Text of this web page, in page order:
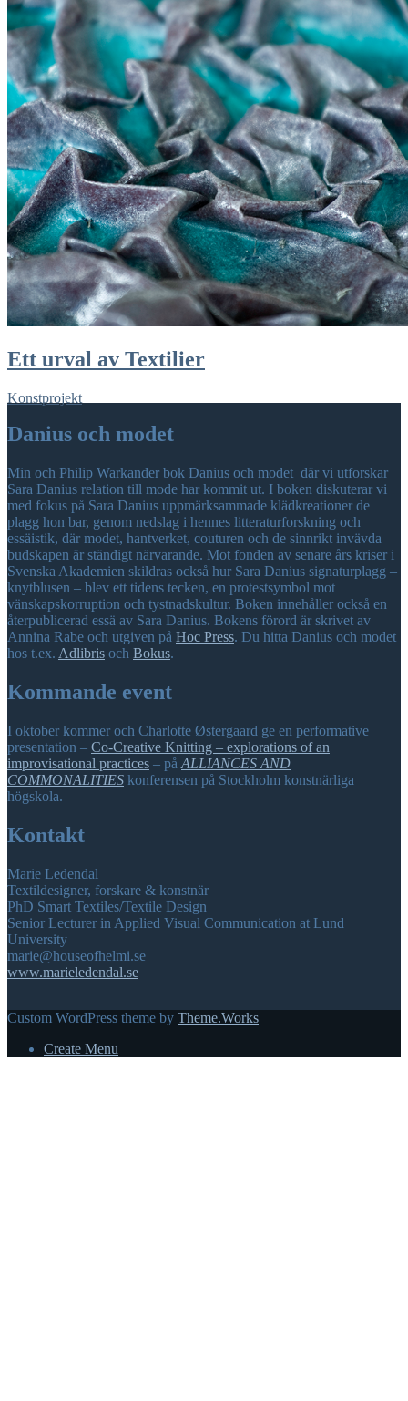
Ett urval av Textilier
Konstprojekt
Danius och modet
Min och Philip Warkander bok Danius och modet där vi utforskar
Sara Danius relation till mode har kommit ut. I boken diskuterar vi
med fokus på Sara Danius uppmärksammade klädkreationer de
plagg hon bar, genom nedslag i hennes litteraturforskning och
essäistik, där modet, hantverket, couturen och de sinnrikt invävda
budskapen är ständigt närvarande. Mot fonden av senare års kriser i
Svenska Akademien skildras också hur Sara Danius signaturplagg –
knytblusen – blev ett tidens tecken, en protestsymbol mot
vänskapskorruption och tystnadskultur. Boken innehåller också en
återpublicerad essä av Sara Danius. Bokens förord är skrivet av
Annina Rabe och utgiven på Hoc Press. Du hitta Danius och modet
hos t.ex. Adlibris och Bokus.
Kommande event
I oktober kommer och Charlotte Østergaard ge en performative
presentation – Co-Creative Knitting – explorations of an
improvisational practices – på ALLIANCES AND
COMMONALITIES konferensen på Stockholm konstnärliga
högskola.
Kontakt
Marie Ledendal
Textildesigner, forskare & konstnär
PhD Smart Textiles/Textile Design
Senior Lecturer in Applied Visual Communication at Lund
University
marie@houseofhelmi.se
www.marieledendal.se
Custom WordPress theme by Theme.Works
Create Menu